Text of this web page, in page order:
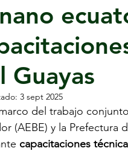
Guayas
3 sept 2025
del trabajo
(AEBE) y la Prefectura
capacitaciones